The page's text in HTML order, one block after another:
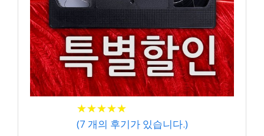
★★★★★
★★★★★
(7 개의 후기가 있습니다.)